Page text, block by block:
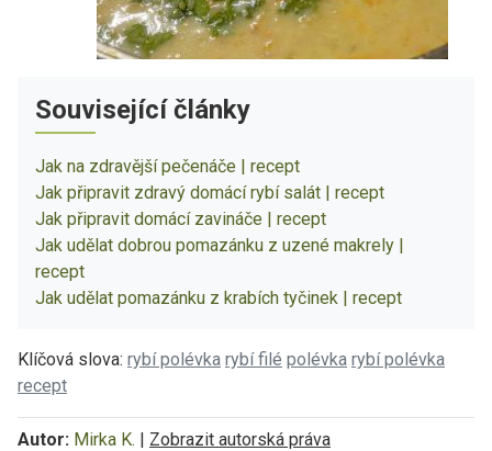
Související články
Jak na zdravější pečenáče | recept
Jak připravit zdravý domácí rybí salát | recept
Jak připravit domácí zavináče | recept
Jak udělat dobrou pomazánku z uzené makrely |
recept
Jak udělat pomazánku z krabích tyčinek | recept
Klíčová slova: rybí polévka rybí filé polévka rybí polévka
recept
Autor: Mirka K. | Zobrazit autorská práva